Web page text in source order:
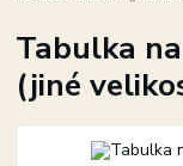
Tabulka
(jiné